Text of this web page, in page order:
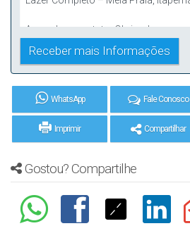
WhatsApp Fale Conosco
Imprimir Compartilhar
Gostou? Compartilhe